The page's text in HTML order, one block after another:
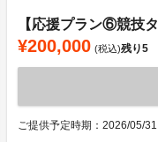
【応援プラン⑥競技
¥200,000 (税込)残り5
ご提供予定時期：2026/05/31